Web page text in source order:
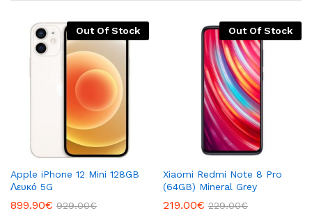
Out Of Stock
Apple iPhone 12 Mini 128GB
Λευκό 5G
899.90€ 929.00€
Out Of Stock
Xiaomi Redmi Note 8 Pro
(64GB) Mineral Grey
219.00€ 229.00€